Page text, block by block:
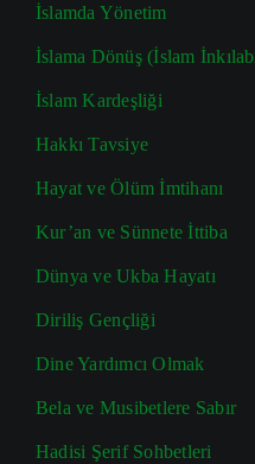
İslamda Yönetim
İslama Dönüş (İslam
İslam Kardeşliği
Hakkı Tavsiye
Hayat ve Ölüm İmtihanı
Kur’an ve Sünnete İttiba
Dünya ve Ukba Hayatı
Diriliş Gençliği
Dine Yardımcı Olmak
Bela ve Musibetlere Sabır
Hadisi Şerif Sohbetleri